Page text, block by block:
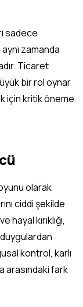
sadece
zamanda
Ticaret
bir rol oynar
için kritik öneme
ve
olarak
ciddi şekilde
kırıklığı,
kontrol, karlı
arasındaki fark